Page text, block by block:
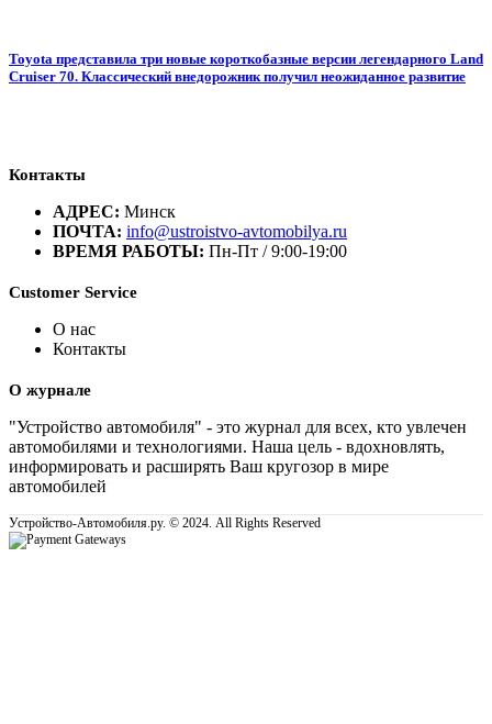
Toyota представила три новые короткобазные версии легендарного Land
Cruiser 70. Классический внедорожник получил неожиданное развитие
Контакты
АДРЕС: Минск
ПОЧТА: info@ustroistvo-avtomobilya.ru
ВРЕМЯ РАБОТЫ: Пн-Пт / 9:00-19:00
Customer Service
О нас
Контакты
О журнале
"Устройство автомобиля" - это журнал для всех, кто увлечен
автомобилями и технологиями. Наша цель - вдохновлять,
информировать и расширять Ваш кругозор в мире
автомобилей
Устройство-Автомобиля.ру. © 2024. All Rights Reserved